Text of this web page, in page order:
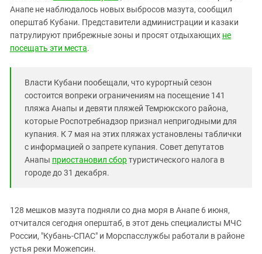
Южная Осетия
Южный Кавказ
Анапе не наблюдалось новых выбросов мазута, сообщил
оперштаб Кубани. Представители администрации и казаки
патрулируют прибрежные зоны и просят отдыхающих не
посещать эти места.
Власти Кубани пообещали, что курортный сезон
состоится вопреки ограничениям на посещение 141
пляжа Анапы и девяти пляжей Темрюкского района,
которые Роспотребнадзор признал непригодными для
купания. К 7 мая на этих пляжах установлены таблички
с информацией о запрете купания. Совет депутатов
Анапы приостановил сбортуристического налога в
городе до 31 декабря.
128 мешков мазута подняли со дна моря в Анапе 6 июня,
отчитался сегодня оперштаб, в этот день специалисты МЧС
России, "Кубань-СПАС" и Морспасслужбы работали в районе
устья реки Можепсин.